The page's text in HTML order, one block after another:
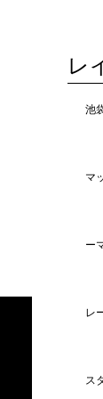
レ
池
マ
ー
レ
ス